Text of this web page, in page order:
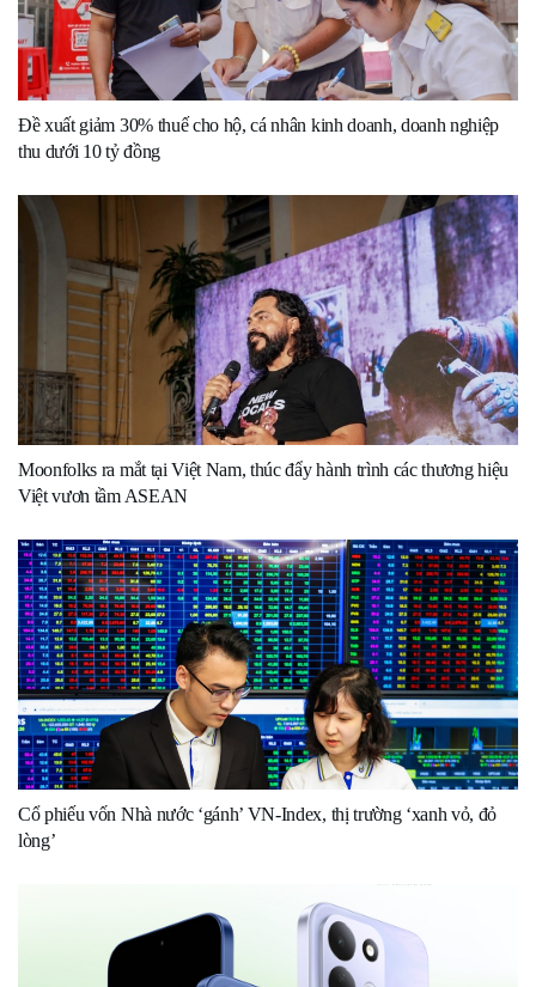
Đề xuất giảm 30% thuế cho hộ, cá nhân kinh doanh, doanh nghiệp
thu dưới 10 tỷ đồng
Moonfolks ra mắt tại Việt Nam, thúc đẩy hành trình các thương hiệu
Việt vươn tầm ASEAN
Cổ phiếu vốn Nhà nước ‘gánh’ VN-Index, thị trường ‘xanh vỏ, đỏ
lòng’